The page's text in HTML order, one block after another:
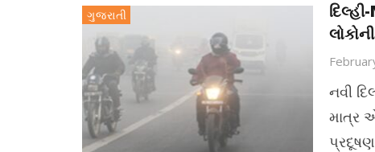
ગુજરાતી
નવી
માત્ર